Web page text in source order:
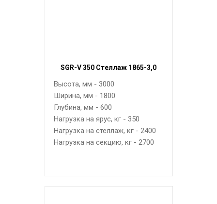
SGR-V 350 Стеллаж 1865-3,0
Высота, мм - 3000
Ширина, мм - 1800
Глубина, мм - 600
Нагрузка на ярус, кг - 350
Нагрузка на стеллаж, кг - 2400
Нагрузка на секцию, кг - 2700